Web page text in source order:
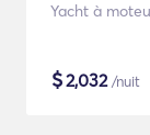
Yacht à
$2,032/nuit